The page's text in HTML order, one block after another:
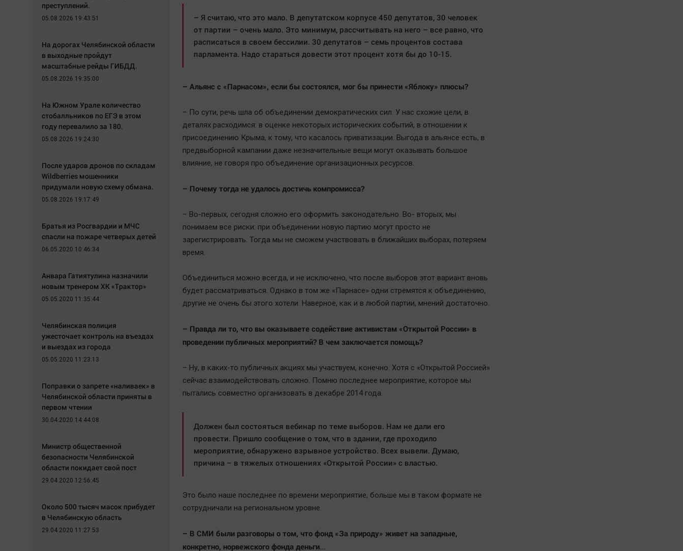
– Я считаю, что это мало. В депутатском корпусе 450 депутатов, 30 человек
от партии – очень мало. Это минимум, рассчитывать на него – все равно, что
расписаться в своем бессилии. 30 депутатов – семь процентов состава
парламента. Надо стараться довести этот процент хотя бы до 10-15.
– Альянс с «Парнасом», если бы состоялся, мог бы принести «Яблоку» плюсы?
– По сути, речь шла об объединении демократических сил. У нас схожие цели, в
деталях расходимся: в оценке некоторых исторических событий, в отношении к
присоединению Крыма, к тому, что касалось приватизации. Выгода в альянсе есть, в
предвыборной кампании даже незначительные вещи могут оказывать большое
влияние, не говоря про объединение организационных ресурсов.
– Почему тогда не удалось достичь компромисса?
– Во-первых, сегодня сложно его оформить законодательно. Во- вторых, мы
понимаем все риски: при объединении новую партию могут просто не
зарегистрировать. Тогда мы не сможем участвовать в ближайших выборах, потеряем
время.
Объединиться можно всегда, и не исключено, что после выборов этот вариант вновь
будет рассматриваться. Однако в том же «Парнасе» одни стремятся к объединению,
другие не очень бы этого хотели. Наверное, как и в любой партии, мнений достаточно.
– Правда ли то, что вы оказываете содействие активистам «Открытой России» в
проведении публичных мероприятий? В чем заключается помощь?
– Ну, в каких-то публичных акциях мы участвуем, конечно. Хотя с «Открытой Россией»
сейчас взаимодействовать сложно. Помню последнее мероприятие, которое мы
пытались совместно организовать в декабре 2014 года.
Должен был состояться вебинар по теме выборов. Нам не дали его
провести. Пришло сообщение о том, что в здании, где проходило
мероприятие, обнаружено взрывное устройство. Всех вывели. Думаю,
причина – в тяжелых отношениях «Открытой России» с властью.
Это было наше последнее по времени мероприятие, больше мы в таком формате не
сотрудничали на региональном уровне.
– В СМИ были разговоры о том, что фонд «За природу» живет на западные,
конкретно, норвежского фонда деньги…
преступлений.
05.08.2026 19:43:51
На дорогах Челябинской области
в выходные пройдут
масштабные рейды ГИБДД.
05.08.2026 19:35:00
На Южном Урале количество
стобалльников по ЕГЭ в этом
году перевалило за 180.
05.08.2026 19:24:30
После ударов дронов по складам
Wildberries мошенники
придумали новую схему обмана.
05.08.2026 19:17:49
Братья из Росгвардии и МЧС
спасли на пожаре четверых детей
06.05.2020 10:46:34
Анвара Гатиятулина назначили
новым тренером ХК «Трактор»
05.05.2020 11:35:44
Челябинская полиция
ужесточает контроль на въездах
и выездах из города
05.05.2020 11:23:13
Поправки о запрете «наливаек» в
Челябинской области приняты в
первом чтении
30.04.2020 14:44:08
Министр общественной
безопасности Челябинской
области покидает свой пост
29.04.2020 12:56:45
Около 500 тысяч масок прибудет
в Челябинскую область
29.04.2020 11:27:53